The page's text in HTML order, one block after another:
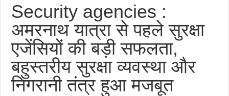
Security agencies :
अमरनाथ यात्रा से पहले सुरक्षा
एजेंसियों की बड़ी सफलता,
बहुस्तरीय सुरक्षा व्यवस्था और
निगरानी तंत्र हुआ मजबूत